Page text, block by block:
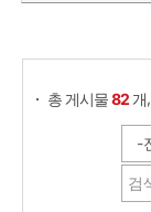
총 게시물82 개,